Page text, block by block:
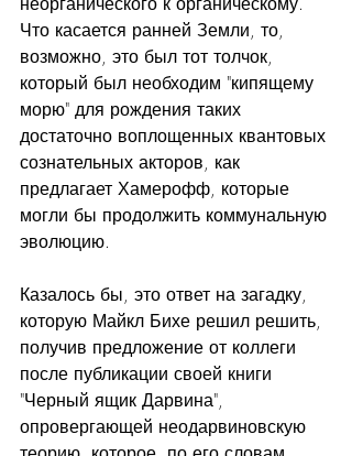
Что касается ранней Земли, то,
возможно, это был тот толчок,
который был необходим "кипящему
морю" для рождения таких
достаточно воплощенных квантовых
сознательных акторов, как
предлагает Хамерофф, которые
могли бы продолжить коммунальную
эволюцию.
Казалось бы, это ответ на загадку,
которую Майкл Бихе решил решить,
получив предложение от коллеги
после публикации своей книги
"Черный ящик Дарвина",
опровергающей неодарвиновскую